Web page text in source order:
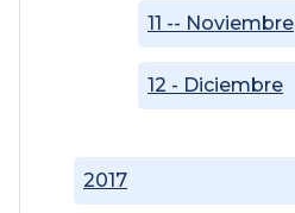
2017
11 -- Noviembre
12 - Diciembre